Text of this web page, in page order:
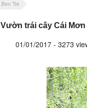
Ben Tre
Vườn trái cây Cái
01/01/2017 - 3273